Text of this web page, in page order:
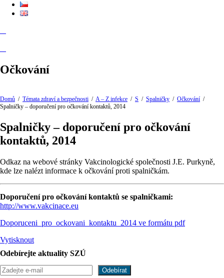
Očkování
Domů / Témata zdraví a bezpečnosti / A – Z infekce / S / Spalničky / Očkování /
Spalničky – doporučení pro očkování kontaktů, 2014
Spalničky – doporučení pro očkování
kontaktů, 2014
Odkaz na webové stránky Vakcinologické společnosti J.E. Purkyně,
kde lze nalézt informace k očkování proti spalničkám.
Doporučení pro očkování kontaktů se spalničkami:
http://www.vakcinace.eu
Doporuceni_pro_ockovani_kontaktu_2014 ve formátu pdf
Vytisknout
Odebírejte aktuality SZÚ